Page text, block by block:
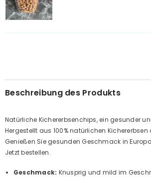
Beschreibung des Produkts
Natürliche Kichererbsenchips, ein gesunder
Hergestellt aus 100% natürlichen Kichererbsen
Genießen Sie gesunden Geschmack in
Jetzt bestellen.
Geschmack: Knusprig und mild im